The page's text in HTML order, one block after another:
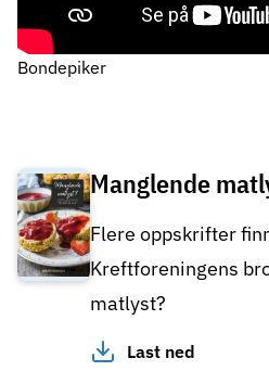
Bondepiker
Manglende
Flere oppskrifter
Kreftforeningens
matlyst?
Last ned